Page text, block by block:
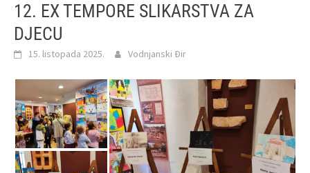
12. EX TEMPORE SLIKARSTVA ZA
DJECU
15. listopada 2025. Vodnjanski Đir